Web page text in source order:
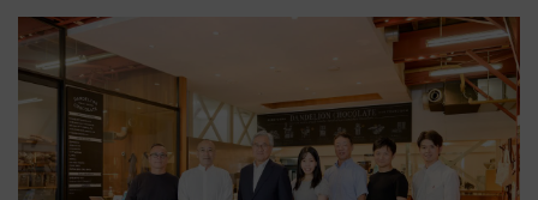
を満喫しよう
族旅行！ 深夜の正丸トンネル探
検や特急ラビューも